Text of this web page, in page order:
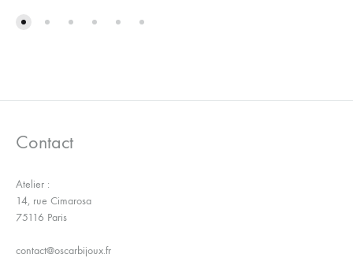
Contact
Atelier :
14, rue Cimarosa
75116 Paris
contact@oscarbijoux.fr